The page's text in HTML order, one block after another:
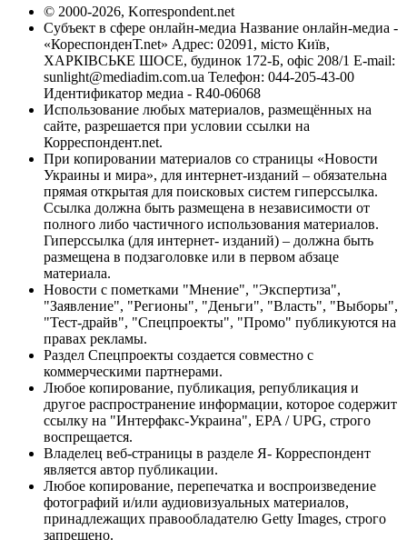
© 2000-2026, Korrespondent.net
Субъект в сфере онлайн-медиа Название онлайн-медиа -
«КореспонденТ.net» Адрес: 02091, місто Київ,
ХАРКІВСЬКЕ ШОСЕ, будинок 172-Б, офіс 208/1 E-mail:
sunlight@mediadim.com.ua Телефон: 044-205-43-00
Идентификатор медиа - R40-06068
Использование любых материалов, размещённых на
сайте, разрешается при условии ссылки на
Корреспондент.net.
При копировании материалов со страницы «Новости
Украины и мира», для интернет-изданий – обязательна
прямая открытая для поисковых систем гиперссылка.
Ссылка должна быть размещена в независимости от
полного либо частичного использования материалов.
Гиперссылка (для интернет- изданий) – должна быть
размещена в подзаголовке или в первом абзаце
материала.
Новости с пометками "Мнение", "Экспертиза",
"Заявление", "Регионы", "Деньги", "Власть", "Выборы",
"Тест-драйв", "Спецпроекты", "Промо" публикуются на
правах рекламы.
Раздел Спецпроекты создается совместно с
коммерческими партнерами.
Любое копирование, публикация, републикация и
другое распространение информации, которое содержит
ссылку на "Интерфакс-Украина", EPA / UPG, строго
воспрещается.
Владелец веб-страницы в разделе Я- Корреспондент
является автор публикации.
Любое копирование, перепечатка и воспроизведение
фотографий и/или аудиовизуальных материалов,
принадлежащих правообладателю Getty Images, строго
запрещено.